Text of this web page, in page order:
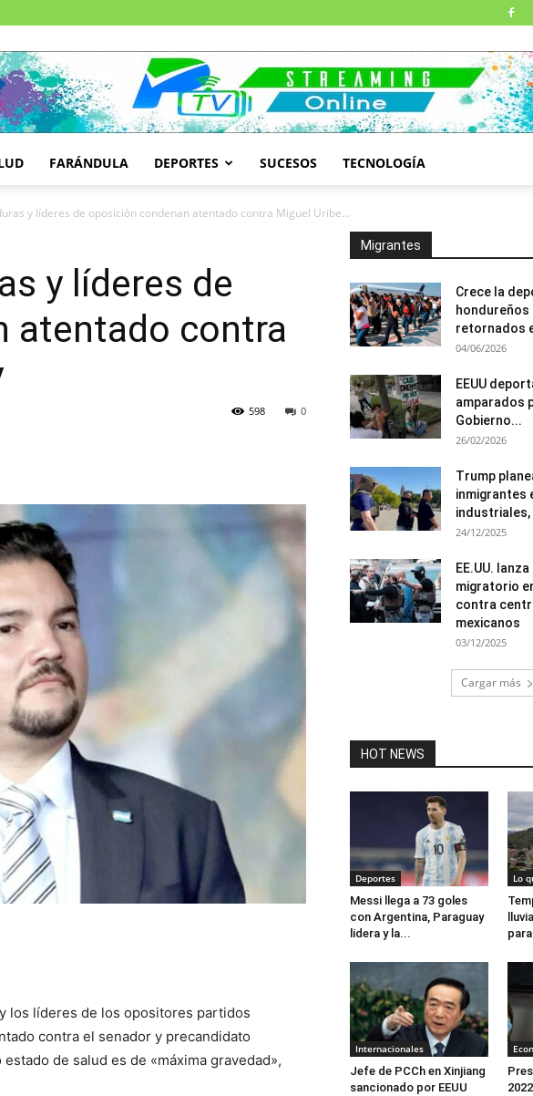
FARÁNDULA DEPORTES SUCESOS TECNOLOGÍA
y líderes de oposición condenan atentado contra Miguel Uribe...
y líderes de
atentado contra
0
598
los líderes de los opositores partidos
contra el senador y precandidato
de salud es de «máxima gravedad»,
Migrantes
Crece la
hondureños
retornados
04/06/2026
EEUU
amparados
Gobierno...
26/02/2026
Trump
inmigrantes
industriales,
24/12/2025
EE.UU.
migratorio
contra
mexicanos
03/12/2025
Cargar más
HOT NEWS
Deportes
Messi llega a 73 goles
con Argentina, Paraguay
lidera y la...
Lo
Internacionales
Jefe de PCCh en Xinjiang
sancionado por EEUU